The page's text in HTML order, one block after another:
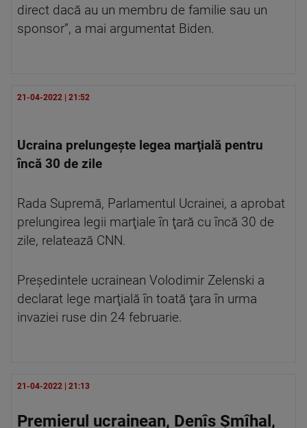
direct dacă au un membru de familie sau un
sponsor”, a mai argumentat Biden.
21-04-2022 | 21:52
Ucraina prelungeşte legea marţială pentru
încă 30 de zile
Rada Supremă, Parlamentul Ucrainei, a aprobat
prelungirea legii marţiale în ţară cu încă 30 de
zile, relatează CNN.
Preşedintele ucrainean Volodimir Zelenski a
declarat lege marţială în toată ţara în urma
invaziei ruse din 24 februarie.
21-04-2022 | 21:13
Premierul ucrainean, Denîs Şmîhal,